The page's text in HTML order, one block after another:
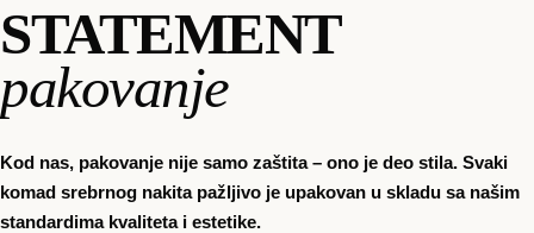
STATEMENT
pakovanje
Kod nas, pakovanje nije samo zaštita – ono je deo stila. Svaki
komad srebrnog nakita pažljivo je upakovan u skladu sa našim
standardima kvaliteta i estetike.